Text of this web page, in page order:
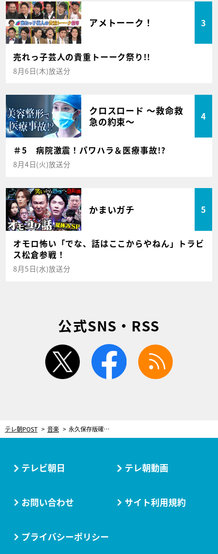
アメトーーク！ 3
売れっ子芸人の貴重トーーク祭り!!
8月6日(木)放送分
クロスロード ～救命救
急の約束～
4
＃5 病院激震！パワハラ＆医療事故!?
8月4日(火)放送分
かまいガチ 5
オモロ怖い「でな、話はここからやねん」トラビ
ス松倉参戦！
8月5日(水)放送分
公式SNS・RSS
twitter facebook
テレ朝POST 音楽 永久保存版確定！『関ジャム』渾身の“坂本龍一”特集 本人が1万5千字以上の貴重な証言
テレビ朝日 テレ朝動画
お問い合わせ サイト利用規約
プライバシーポリシー